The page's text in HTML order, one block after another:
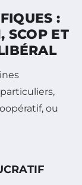
:
SCOP ET
ou